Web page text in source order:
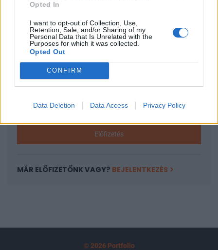
Opted In
I want to opt-out of Collection, Use,
Retention, Sale, and/or Sharing of my
Personal Data that Is Unrelated with the
Purposes for which it was collected.
Opted Out
CONFIRM
Data Deletion Data Access Privacy Policy
A keresett cikk a portfolio.hu hírarchívumához
tartozik, melynek olvasása előfizetéses
regisztrációhoz kötött.
Az előfizetés a következőket tartalmazza:
Portfolio.hu teljes cikkarchívum
kötéslistái
Előfizetés
MÁR ELŐFIZETŐNK VAGY? BEJELENTKEZÉS
© 2026 Portfolio